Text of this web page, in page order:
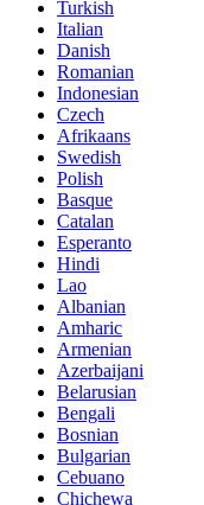
Turkish
Italian
Danish
Romanian
Indonesian
Czech
Afrikaans
Swedish
Polish
Basque
Catalan
Esperanto
Hindi
Lao
Albanian
Amharic
Armenian
Azerbaijani
Belarusian
Bengali
Bosnian
Bulgarian
Cebuano
Chichewa